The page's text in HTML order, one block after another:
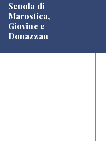
Scuola di
Marostica,
Giovine e
Donazzan